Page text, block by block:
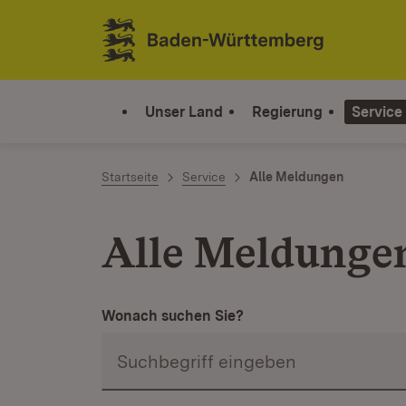
Zum Inhalt springen
Link zur Startseite
Unser Land Regierung Service
Startseite Service Alle Meldungen
Alle
Wonach suchen Sie?